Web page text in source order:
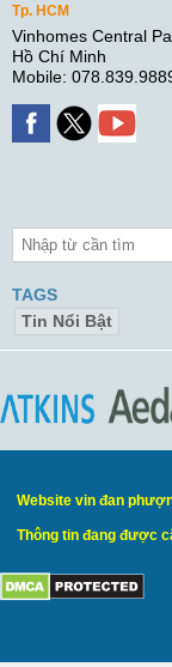
Tp. HCM
Vinhomes Central
Hồ Chí Minh
Mobile:
TAGS
Tin Nổi Bật
Website vin đan
Thông tin đang được